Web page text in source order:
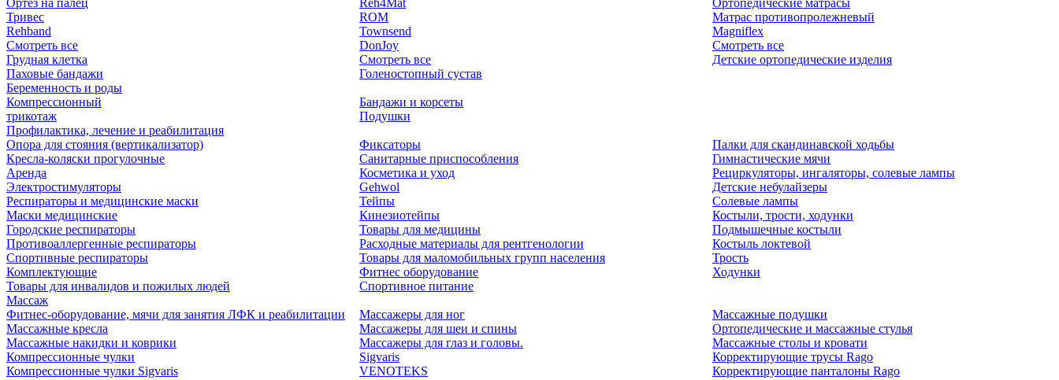
Ортез на палец
Тривес
Rehband
Смотреть все
Грудная клетка
Паховые бандажи
Reh4Mat
ROM
Townsend
DonJoy
Смотреть все
Голеностопный сустав
Ортопедические матрасы
Матрас противопролежневый
Magniflex
Смотреть все
Детские ортопедические изделия
Беременность и роды
Компрессионный
трикотаж
Бандажи и корсеты
Подушки
Профилактика, лечение и реабилитация
Опора для стояния (вертикализатор)
Кресла-коляски прогулочные
Аренда
Электростимуляторы
Респираторы и медицинские маски
Маски медицинские
Городские респираторы
Противоаллергенные респираторы
Спортивные респираторы
Комплектующие
Товары для инвалидов и пожилых людей
Фиксаторы
Санитарные приспособления
Косметика и уход
Gehwol
Тейпы
Кинезиотейпы
Товары для медицины
Расходные материалы для рентгенологии
Товары для маломобильных групп населения
Фитнес оборудование
Спортивное питание
Палки для скандинавской ходьбы
Гимнастические мячи
Рециркуляторы, ингаляторы, солевые лампы
Детские небулайзеры
Солевые лампы
Костыли, трости, ходунки
Подмышечные костыли
Костыль локтевой
Трость
Ходунки
Массаж
Фитнес-оборудование, мячи для занятия ЛФК и реабилитации
Массажные кресла
Массажные накидки и коврики
Массажеры для ног
Массажеры для шеи и спины
Массажеры для глаз и головы.
Массажные подушки
Ортопедические и массажные стулья
Массажные столы и кровати
Компрессионные чулки
Компрессионные чулки Sigvaris
Sigvaris
VENOTEKS
Корректирующие трусы Rago
Корректирующие панталоны Rago